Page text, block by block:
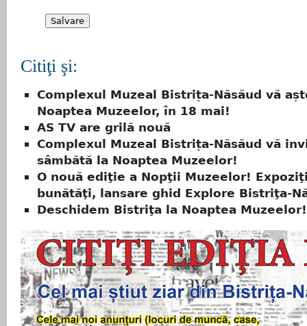
Citiţi şi:
Complexul Muzeal Bistrița-Năsăud vă
Noaptea Muzeelor, în 18 mai!
AS TV are grilă nouă
Complexul Muzeal Bistrița-Năsăud vă
sâmbătă la Noaptea Muzeelor!
O nouă ediţie a Nopţii Muzeelor!
bunătăţi, lansare ghid Explore Bistriţa-
Deschidem Bistriţa la Noaptea Muzeelor!